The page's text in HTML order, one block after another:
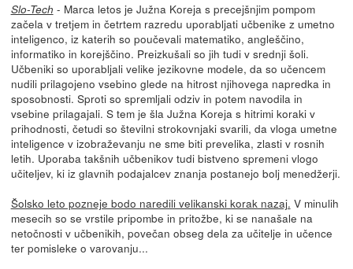
Slo-Tech - Marca letos je Južna Koreja s precejšnjim pompom
začela v tretjem in četrtem razredu uporabljati učbenike z umetno
inteligenco, iz katerih so poučevali matematiko, angleščino,
informatiko in korejščino. Preizkušali so jih tudi v srednji šoli.
Učbeniki so uporabljali velike jezikovne modele, da so učencem
nudili prilagojeno vsebino glede na hitrost njihovega napredka in
sposobnosti. Sproti so spremljali odziv in potem navodila in
vsebine prilagajali. S tem je šla Južna Koreja s hitrimi koraki v
prihodnosti, četudi so številni strokovnjaki svarili, da vloga umetne
inteligence v izobraževanju ne sme biti prevelika, zlasti v rosnih
letih. Uporaba takšnih učbenikov tudi bistveno spremeni vlogo
učiteljev, ki iz glavnih podajalcev znanja postanejo bolj menedžerji.
Šolsko leto pozneje bodo naredili velikanski korak nazaj. V minulih
mesecih so se vrstile pripombe in pritožbe, ki se nanašale na
netočnosti v učbenikih, povečan obseg dela za učitelje in učence
ter pomisleke o varovanju...